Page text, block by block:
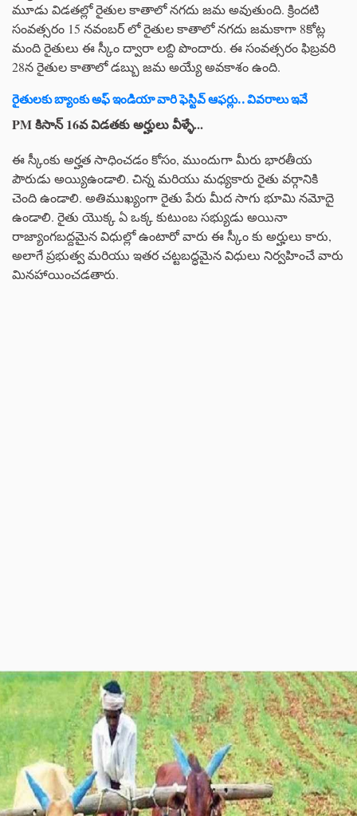
మూడు విడతల్లో రైతుల కాతాలో నగదు జమ అవుతుంది. క్రిందటి
సంవత్సరం 15 నవంబర్ లో రైతుల కాతాలో నగదు జమకాగా 8కోట్ల
మంది రైతులు ఈ స్కీం ద్వారా లబ్ది పొందారు. ఈ సంవత్సరం ఫిబ్రవరి
28న రైతుల కాతాలో డబ్బు జమ అయ్యే అవకాశం ఉంది.
రైతులకు బ్యాంకు అఫ్ ఇండియా వారి ఫెస్టివ్ ఆఫర్లు.. వివరాలు ఇవే
PM కిసాన్ 16వ విడతకు అర్హులు వీళ్ళే...
ఈ స్కీంకు అర్హత సాధించడం కోసం, ముందుగా మీరు భారతీయ
పౌరుడు అయ్యిఉండాలి. చిన్న మరియు మధ్యకారు రైతు వర్గానికి
చెంది ఉండాలి. అతిముఖ్యంగా రైతు పేరు మీద సాగు భూమి నమోదై
ఉండాలి. రైతు యొక్క ఏ ఒక్క కుటుంబ సభ్యుడు అయినా
రాజ్యాంగబద్దమైన విధుల్లో ఉంటారో వారు ఈ స్కీం కు అర్హులు కారు,
అలాగే ప్రభుత్వ మరియు ఇతర చట్టబద్ధమైన విధులు నిర్వహించే వారు
మినహాయించడతారు.